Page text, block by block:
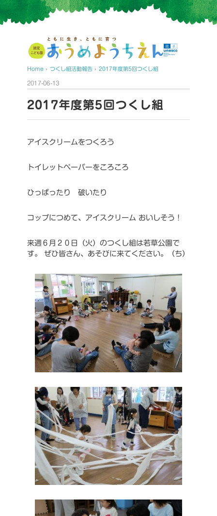
Home › つくし組活動報告 › 2017年度第5回つくし組
2017-06-13
2017年度第5回つくし組
アイスクリームをつくろう
トイレットペーパーをころころ
ひっぱったり 破いたり
コップにつめて、アイスクリーム おいしそう！
来週６月２０日（火）のつくし組は若草公園で
す。
ぜひ皆さん、あそびに来てください。（ち）